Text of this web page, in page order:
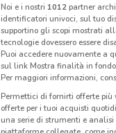
Noi e i nostri 1012partner
identificatori univoci, sul tuo
supportino gli scopi mostrati
tecnologie dovessero essere
Puoi accedere nuovamente a
sul link Mostra finalità in
Per maggiori informazioni,
Permettici di fornirti offerte più
offerte per i tuoi acquisti
una serie di strumenti e